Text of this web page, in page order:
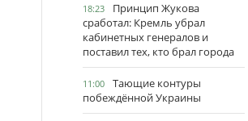
18:23
Принцип Жукова
сработал: Кремль убрал
кабинетных генералов и
поставил тех, кто брал города
11:00
Тающие контуры
побеждённой Украины